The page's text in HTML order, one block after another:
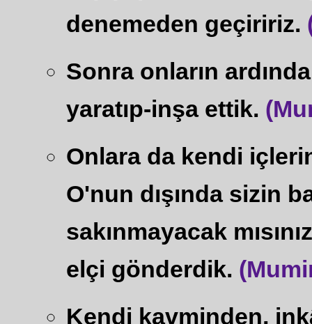
denemeden geçiririz.
Sonra onların
yaratıp-inşa ettik.
Onlara da kendi
O'nun dışında sizin
sakınmayacak
elçi gönderdik.
Kendi kavminden,